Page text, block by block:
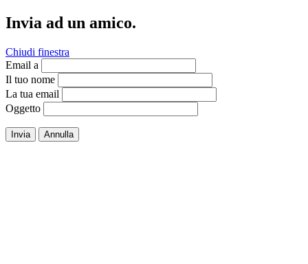
Invia ad un amico.
Chiudi finestra
Email a
Il tuo nome
La tua email
Oggetto
Invia Annulla